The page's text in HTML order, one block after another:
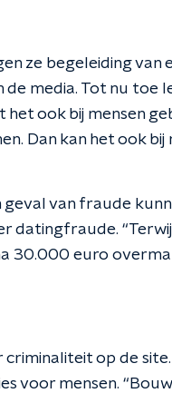
ze begeleiding van
de media. Tot nu toe
ook bij mensen
Dan kan het ook bij
geval van fraude
datingfraude.
30.000 euro
op de
voor mensen.